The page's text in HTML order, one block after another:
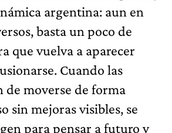
argentina: aun en
basta un poco de
que vuelva a aparecer
Cuando las
de moverse de forma
sin mejoras visibles, se
para pensar a futuro y